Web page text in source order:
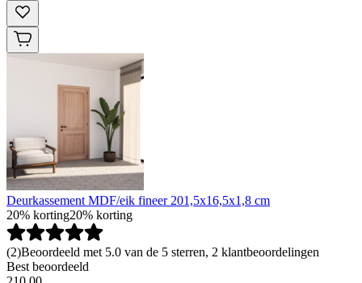
Deurkassement MDF/eik fineer 201,5x16,5x1,8 cm
20% korting20% korting
(2)Beoordeeld met 5.0 van de 5 sterren, 2 klantbeoordelingen
Best beoordeeld